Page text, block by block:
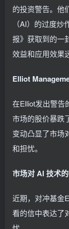
的投资警告。他
（AI）的过度
报》获取到的一
效益和应用效果
Elliot
在Elliot发出警告
市场的股价暴跌
变动凸显了市场
和担忧。
市场对 AI 技术
近期，对冲基金
看的信中表达了